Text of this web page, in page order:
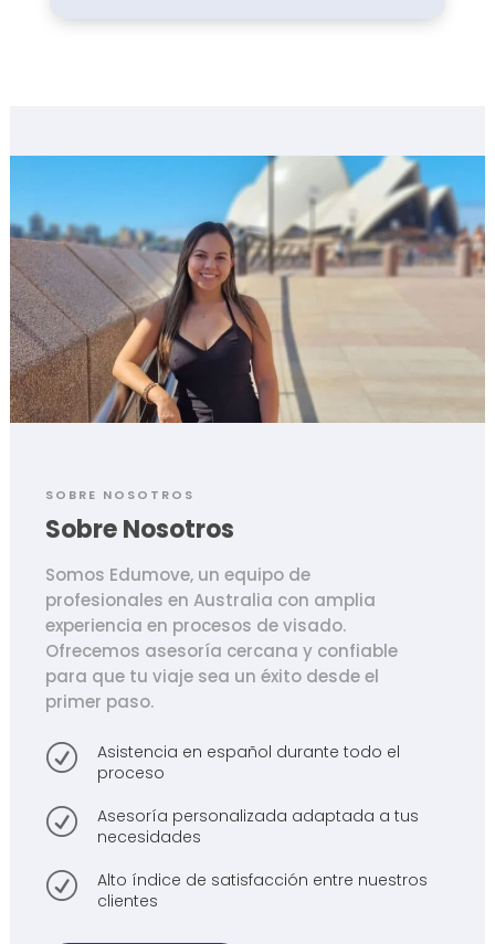
SOBRE NOSOTROS
Sobre Nosotros
Somos Edumove, un equipo de
profesionales en Australia con amplia
experiencia en procesos de visado.
Ofrecemos asesoría cercana y confiable
para que tu viaje sea un éxito desde el
primer paso.
R
Asistencia en español durante todo el
proceso
R
Asesoría personalizada adaptada a tus
necesidades
R
Alto índice de satisfacción entre nuestros
clientes